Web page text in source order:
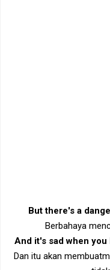
But there's a
Berbahaya
And it's sad when
Dan itu akan